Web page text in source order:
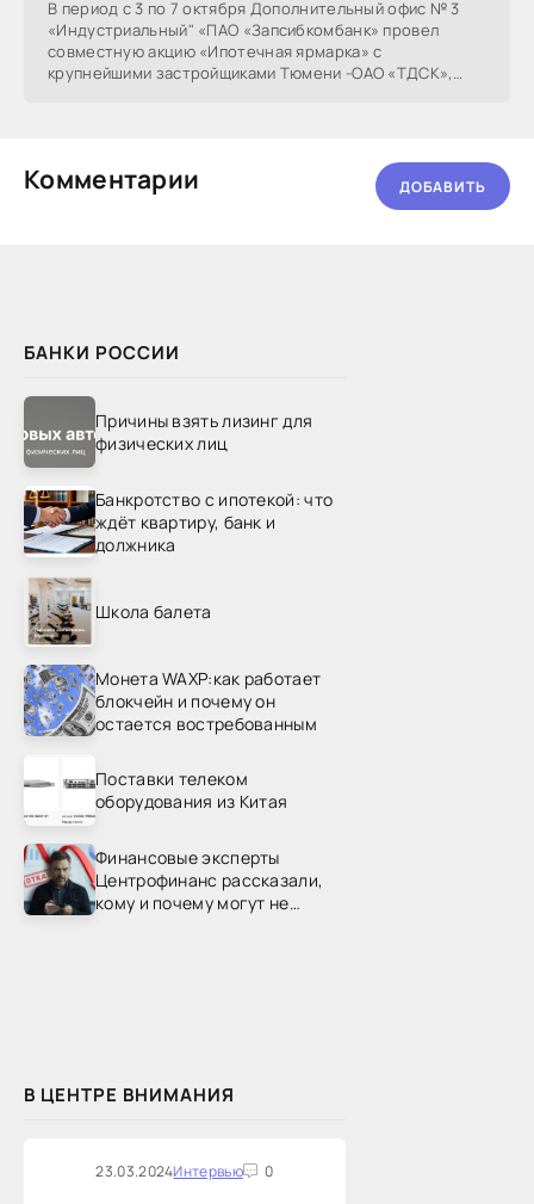
БАНКИ РОССИИ
Причины взять лизинг для
физических лиц
Банкротство с ипотекой: что
ждёт квартиру, банк и
должника
Школа балета
Монета WAXP:как работает
блокчейн и почему он
остается востребованным
Поставки телеком
оборудования из Китая
Финансовые эксперты
Центрофинанс рассказали,
кому и почему могут не
В ЦЕНТРЕ ВНИМАНИЯ
23.03.2024Интервью 0
В период с 3 по 7 октября Дополнительный офис № 3
«Индустриальный" «ПАО «Запсибкомбанк» провел
совместную акцию «Ипотечная ярмарка» с
крупнейшими застройщиками Тюмени -ОАО «ТДСК»,
Комментарии ДОБАВИТЬ